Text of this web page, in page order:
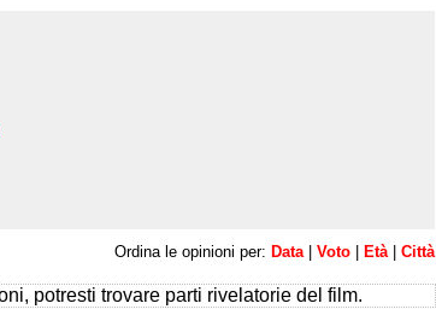
Ordina le opinioni per: Data Voto Età Città
potresti trovare parti rivelatorie del film.